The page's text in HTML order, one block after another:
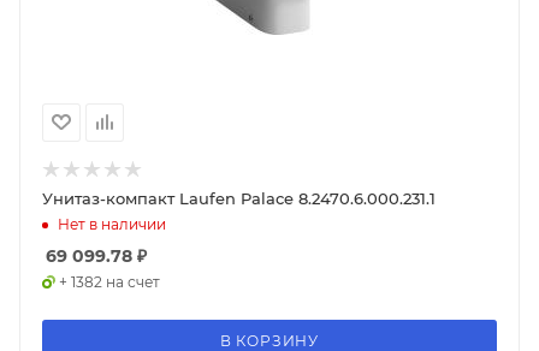
Унитаз-компакт Laufen Palace 8.2470.6.000.231.1
Нет в наличии
69 099.78 ₽
+ 1382 на счет
В КОРЗИНУ